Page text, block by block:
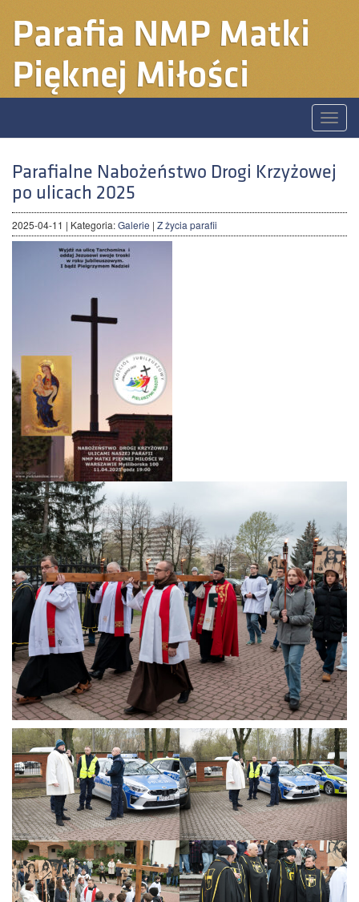
Parafia NMP Matki
Pięknej Miłości
Toggle
Parafialne Nabożeństwo Drogi Krzyżowej
po ulicach 2025
2025-04-11 | Kategoria:Galerie | Z życia parafii